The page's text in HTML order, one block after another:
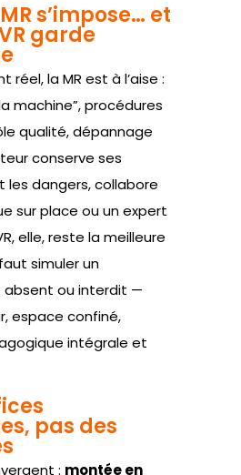
s’impose… et
garde
réel, la MR est à l’aise :
machine”, procédures
qualité, dépannage
conserve ses
les dangers, collabore
sur place ou un expert
elle, reste la meilleure
simuler un
absent ou interdit —
espace confiné,
intégrale et
pas des
: montée en